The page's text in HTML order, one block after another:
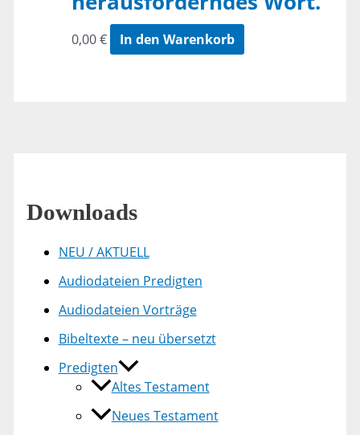
0,00€ In den Warenkorb
Downloads
NEU / AKTUELL
Audiodateien Predigten
Audiodateien Vorträge
Bibeltexte – neu übersetzt
Predigten
Altes Testament
Neues Testament